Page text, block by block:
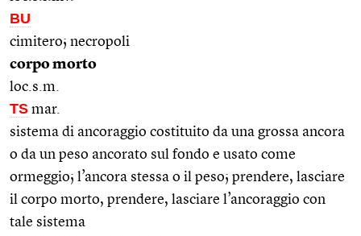
BU
cimitero; necropoli
corpo morto
loc.s.m.
TS mar.
sistema di ancoraggio costituito da una grossa ancora
o da un peso ancorato sul fondo e usato come
ormeggio; l’ancora stessa o il peso; prendere, lasciare
il corpo morto, prendere, lasciare l’ancoraggio con
tale sistema